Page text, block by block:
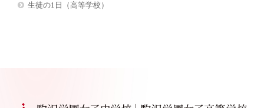
生徒の1日（高等学校）